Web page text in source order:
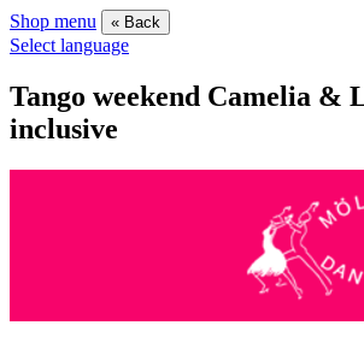
Shop menu « Back
Select language
Tango weekend Camelia &
inclusive